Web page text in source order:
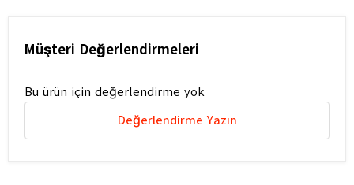
Müşteri Değerlendirmeleri
Bu ürün için değerlendirme yok
Değerlendirme Yazın